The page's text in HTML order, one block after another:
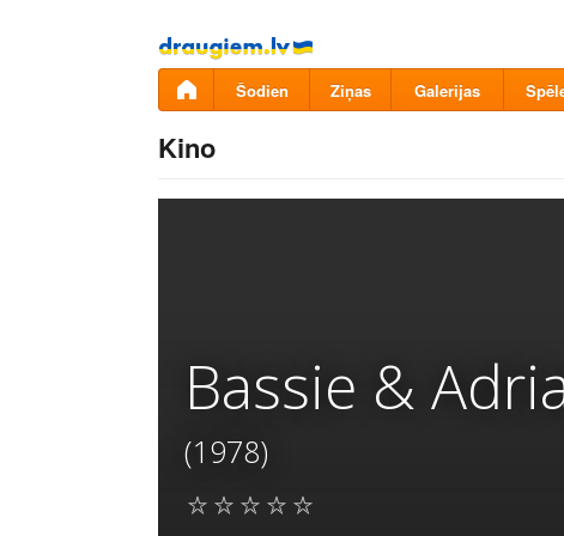
Pāriet
uz
saturu
Šodien Ziņas Galerijas
Kino
Bassie &
(1978)